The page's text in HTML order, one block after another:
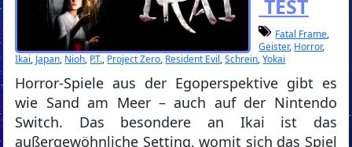
TEST
Fatal Frame,
Geister, Horror,
Ikai, Japan, Nioh, P.T., Project Zero, Resident Evil,Schrein,Yokai
Horror-Spiele aus der Egoperspektive gibt es
wie Sand am Meer – auch auf der Nintendo
Switch. Das besondere an Ikai ist das
außergewöhnliche Setting, womit sich das Spiel